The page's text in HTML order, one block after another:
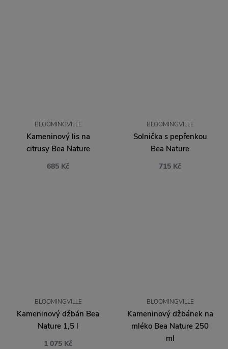
BLOOMINGVILLE
Kameninový lis na
citrusy Bea Nature
685 Kč
BLOOMINGVILLE
Solnička s pepřenkou
Bea Nature
715 Kč
BLOOMINGVILLE
Kameninový džbán Bea
Nature 1,5 l
1 075 Kč
BLOOMINGVILLE
Kameninový džbánek na
mléko Bea Nature 250
ml